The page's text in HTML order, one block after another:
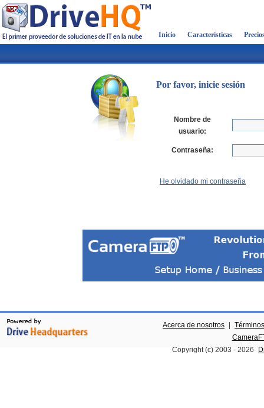
Inicio Características
Por favor, inicie sesión
Nombre de
usuario:
Contraseña:
He olvidado mi contraseña
Acerca de nosotros
Copyright (c) 2003 - 2026